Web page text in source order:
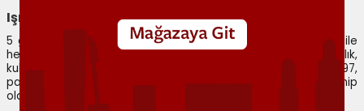
Işıltılı ve Parlak
5 günden fazla ultra parlak görünüm sağlayan aura oje set ile
her tırnağınızda güneşin ışıltısını hissedeceksiniz. Bu parlaklık,
kullanıcılar tarafından da çok beğeniliyor. Örtücülük oranı %97,
parlaklık %98 ve uygulama kolaylığı %97 beğeni oranına sahip
olan ojeler, göz alıcı bir görünüm sunuyor.